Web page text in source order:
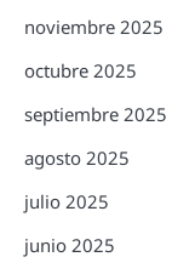
noviembre 2025
octubre 2025
septiembre 2025
agosto 2025
julio 2025
junio 2025